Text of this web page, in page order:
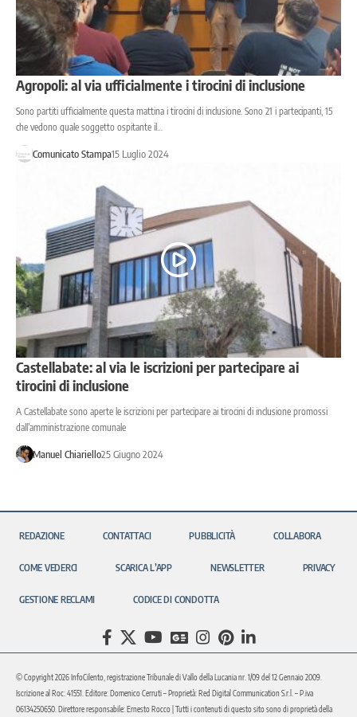
Agropoli: al via ufficialmente i tirocini di inclusione
Sono partiti ufficialmente questa mattina i tirocini di inclusione. Sono 21 i partecipanti, 15
che vedono quale soggetto ospitante il…
Comunicato Stampa15 Luglio 2024
Castellabate: al via le iscrizioni per partecipare ai
tirocini di inclusione
A Castellabate sono aperte le iscrizioni per partecipare ai tirocini di inclusione promossi
dall’amministrazione comunale
Manuel Chiariello25 Giugno 2024
REDAZIONE CONTATTACI PUBBLICITÀ COLLABORA
COME VEDERCI SCARICA L’APP NEWSLETTER PRIVACY
GESTIONE RECLAMI CODICE DI CONDOTTA
© Copyright 2026 InfoCilento, registrazione Tribunale di Vallo della Lucania nr. 1/09 del 12 Gennaio 2009.
Iscrizione al Roc: 41551. Editore: Domenico Cerruti – Proprietà: Red Digital Communication S.r.l. – P.iva
06134250650. Direttore responsabile: Ernesto Rocco | Tutti i contenuti di questo sito sono di proprietà della